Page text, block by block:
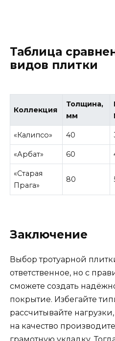
Таблица
видов плитки
Коллекция
Толщина,
мм
«Калипсо» 40
«Арбат» 60
«Старая
Прага»
80
Заключение
Выбор тротуарной
ответственное, но с
сможете создать
покрытие. Избегайте
рассчитывайте
на качество